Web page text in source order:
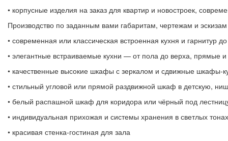
• корпусные изделия на заказ для квартир и новостроек,
Производство по заданным вами габаритам, чертежам и
• современная или классическая встроенная кухня и гарнитур
• элегантные встраиваемые кухни — от пола до верха, прямые и
• качественные высокие шкафы с зеркалом и сдвижные шкафы-
• стильный угловой или прямой раздвижной шкаф в детскую,
• белый распашной шкаф для коридора или чёрный под
• индивидуальная прихожая и системы хранения в светлых
• красивая стенка-гостиная для зала